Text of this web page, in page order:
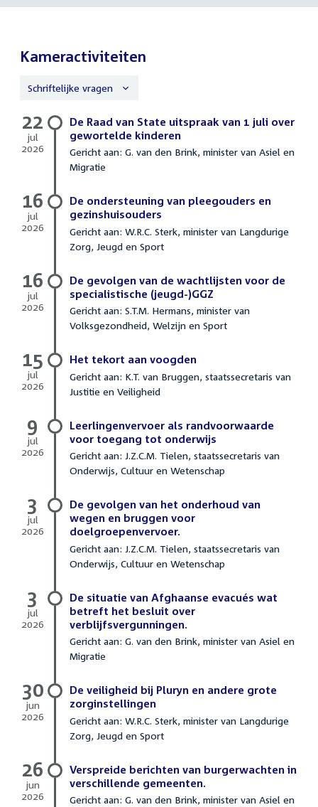
Westerveld
Kameractiviteiten
Schriftelijke vragen
Schriftelijke
vragen
De Raad van State uitspraak van 1 juli over
gewortelde kinderen
Gericht aan: G. van den Brink, minister van Asiel en
Migratie
22
jul
2026
De ondersteuning van pleegouders en
gezinshuisouders
Gericht aan: W.R.C. Sterk, minister van Langdurige
Zorg, Jeugd en Sport
16
jul
2026
De gevolgen van de wachtlijsten voor de
specialistische (jeugd-)GGZ
Gericht aan: S.T.M. Hermans, minister van
Volksgezondheid, Welzijn en Sport
16
jul
2026
Het tekort aan voogden
Gericht aan: K.T. van Bruggen, staatssecretaris van
Justitie en Veiligheid
15
jul
2026
2026
Leerlingenvervoer als randvoorwaarde
voor toegang tot onderwijs
Gericht aan: J.Z.C.M. Tielen, staatssecretaris van
Onderwijs, Cultuur en Wetenschap
9
jul
2026
De gevolgen van het onderhoud van
wegen en bruggen voor
doelgroepenvervoer.
Gericht aan: J.Z.C.M. Tielen, staatssecretaris van
Onderwijs, Cultuur en Wetenschap
3
jul
2026
De situatie van Afghaanse evacués wat
betreft het besluit over
verblijfsvergunningen.
Gericht aan: G. van den Brink, minister van Asiel en
Migratie
3
jul
2026
De veiligheid bij Pluryn en andere grote
zorginstellingen
Gericht aan: W.R.C. Sterk, minister van Langdurige
Zorg, Jeugd en Sport
30
jun
2026
Verspreide berichten van burgerwachten in
verschillende gemeenten.
Gericht aan: G. van den Brink, minister van Asiel en
26
jun
2026